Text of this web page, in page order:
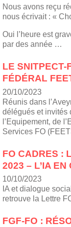
Nous avons reçu
nous écrivait : «
Oui l’heure est
par des année …
LE SNITPECT-
FÉDÉRAL
20/10/2023
Réunis dans
délégués et invités
l’Equipement, de
Services FO
FO CADRES :
2023 – L’IA EN
10/10/2023
IA et dialogue
retrouve la Lettre
FGF-FO :